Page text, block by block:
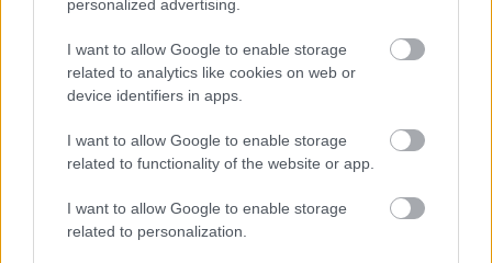
personalized advertising.
I want to allow Google to enable storage
related to analytics like cookies on web or
device identifiers in apps.
I want to allow Google to enable storage
related to functionality of the website or app.
I want to allow Google to enable storage
related to personalization.